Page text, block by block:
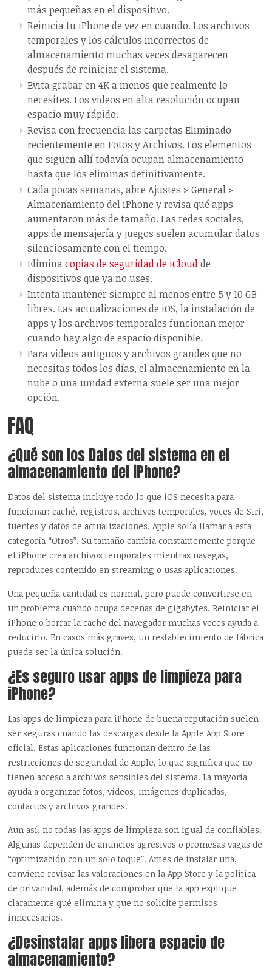
más pequeñas en el dispositivo.
Reinicia tu iPhone de vez en cuando. Los archivos
temporales y los cálculos incorrectos de
almacenamiento muchas veces desaparecen
después de reiniciar el sistema.
Evita grabar en 4K a menos que realmente lo
necesites. Los videos en alta resolución ocupan
espacio muy rápido.
Revisa con frecuencia las carpetas Eliminado
recientemente en Fotos y Archivos. Los elementos
que siguen allí todavía ocupan almacenamiento
hasta que los eliminas definitivamente.
Cada pocas semanas, abre Ajustes > General >
Almacenamiento del iPhone y revisa qué apps
aumentaron más de tamaño. Las redes sociales,
apps de mensajería y juegos suelen acumular datos
silenciosamente con el tiempo.
Eliminacopias de seguridad de iCloudde
dispositivos que ya no uses.
Intenta mantener siempre al menos entre 5 y 10 GB
libres. Las actualizaciones de iOS, la instalación de
apps y los archivos temporales funcionan mejor
cuando hay algo de espacio disponible.
Para videos antiguos y archivos grandes que no
necesitas todos los días, el almacenamiento en la
nube o una unidad externa suele ser una mejor
opción.
FAQ
¿Qué son los Datos del sistema en el
almacenamiento del iPhone?
Datos del sistema incluye todo lo que iOS necesita para
funcionar: caché, registros, archivos temporales, voces de Siri,
fuentes y datos de actualizaciones. Apple solía llamar a esta
categoría “Otros”. Su tamaño cambia constantemente porque
el iPhone crea archivos temporales mientras navegas,
reproduces contenido en streaming o usas aplicaciones.
Una pequeña cantidad es normal, pero puede convertirse en
un problema cuando ocupa decenas de gigabytes. Reiniciar el
iPhone o borrar la caché del navegador muchas veces ayuda a
reducirlo. En casos más graves, un restablecimiento de fábrica
puede ser la única solución.
¿Es seguro usar apps de limpieza para
iPhone?
Las apps de limpieza para iPhone de buena reputación suelen
ser seguras cuando las descargas desde la Apple App Store
oficial. Estas aplicaciones funcionan dentro de las
restricciones de seguridad de Apple, lo que significa que no
tienen acceso a archivos sensibles del sistema. La mayoría
ayuda a organizar fotos, videos, imágenes duplicadas,
contactos y archivos grandes.
Aun así, no todas las apps de limpieza son igual de confiables.
Algunas dependen de anuncios agresivos o promesas vagas de
“optimización con un solo toque”. Antes de instalar una,
conviene revisar las valoraciones en la App Store y la política
de privacidad, además de comprobar que la app explique
claramente qué elimina y que no solicite permisos
innecesarios.
¿Desinstalar apps libera espacio de
almacenamiento?